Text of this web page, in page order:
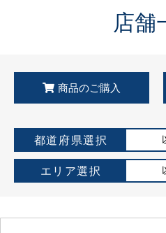
店舗
商品のご購入
都道府県選択
エリア選択